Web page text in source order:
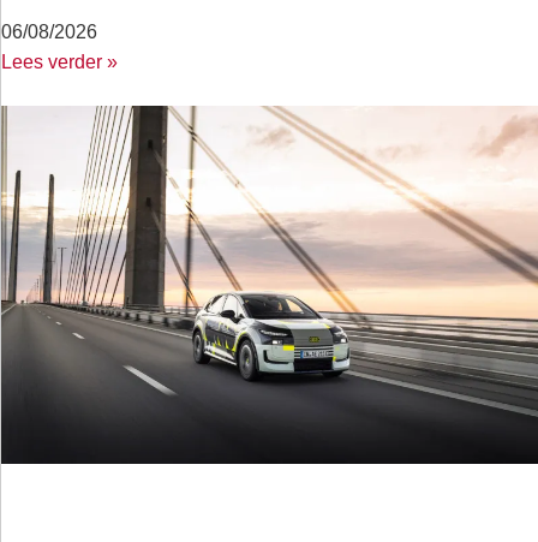
06/08/2026
Lees verder »